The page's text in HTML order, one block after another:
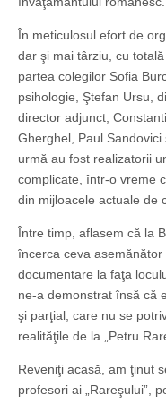
În meticulosul efort de
dar şi mai târziu, cu
partea colegilor Sofia
psihologie, Ştefan Ursu,
director adjunct,
Gherghel, Paul
urmă au fost realizatorii
complicate, într-o vreme
din mijloacele actuale de
Între timp, aflasem că la
încerca ceva
documentare la faţa
ne-a demonstrat însă că
şi parţial, care nu se
realităţile de la „Petru
Reveniţi acasă, am ţinut
profesori ai „Rareşului”,